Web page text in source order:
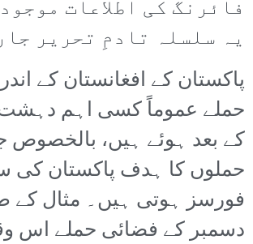
فائرنگ کی اطلاعات
یہ سلسلہ تادمِ تحریر
پاکستان کے افغانستان کے
حملے عموماً کسی اہم
کے بعد ہوئے ہیں،
حملوں کا ہدف پاکستان کی
فورسز ہوتی ہیں۔ مثال کے
دسمبر کے فضائی حملے اس